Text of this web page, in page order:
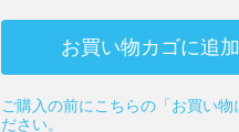
お買い物カゴに追加
ご購入の前にこちらの「お買い物
ださい。